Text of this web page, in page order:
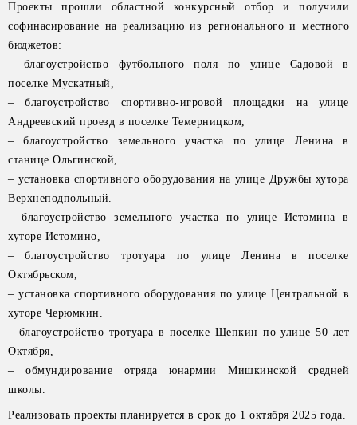
Проекты прошли областной конкурсный отбор и получили
софинасирование на реализацию из регионального и местного
бюджетов:
– благоустройство футбольного поля по улице Садовой в
поселке Мускатный,
– благоустройство спортивно-игровой площадки на улице
Андреевский проезд в поселке Темерницком,
– благоустройство земельного участка по улице Ленина в
станице Ольгинской,
– установка спортивного оборудования на улице Дружбы хутора
Верхнеподпольный.
– благоустройство земельного участка по улице Истомина в
хуторе Истомино,
– благоустройство тротуара по улице Ленина в поселке
Октябрьском,
– установка спортивного оборудования по улице Центральной в
хуторе Черюмкин.
– благоустройство тротуара в поселке Щепкин по улице 50 лет
Октября,
– обмундирование отряда юнармии Мишкинской средней
школы.
Реализовать проекты планируется в срок до 1 октября 2025 года.